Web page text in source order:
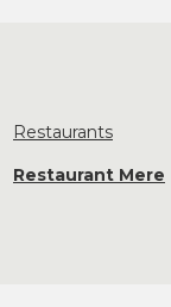
Restaurants
Restaurant Mere